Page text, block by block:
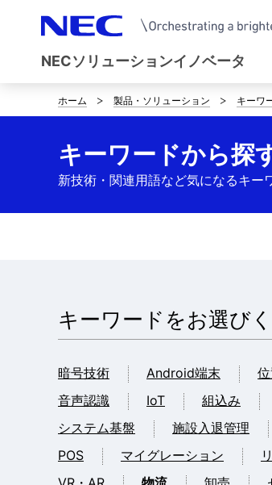
NECソリューションイノベータ
サ
イ
ト
位
置
ホーム 製品・ソリューション キーワ
キーワードから探
新技術・関連用語など気になるキー
キーワードをお選び
暗号技術 Android端末
音声認識
IoT 組込み
システム基盤
施設入退管理
POS
マイグレーション